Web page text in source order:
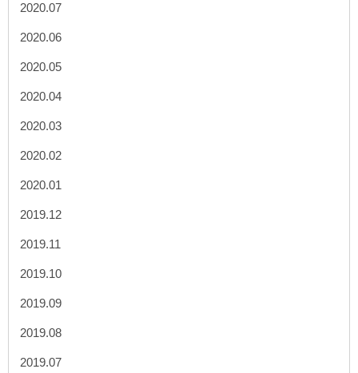
2020.07
2020.06
2020.05
2020.04
2020.03
2020.02
2020.01
2019.12
2019.11
2019.10
2019.09
2019.08
2019.07